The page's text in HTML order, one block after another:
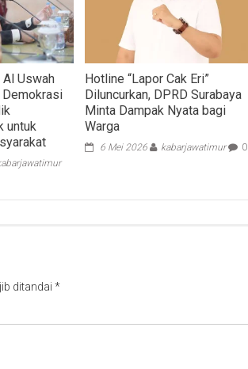
Uswah
untuk
Hotline “Lapor Cak Eri”
Diluncurkan, DPRD Surabaya
Minta Dampak Nyata bagi
Warga
6 Mei 2026 kabarjawatimur 0
ditandai *